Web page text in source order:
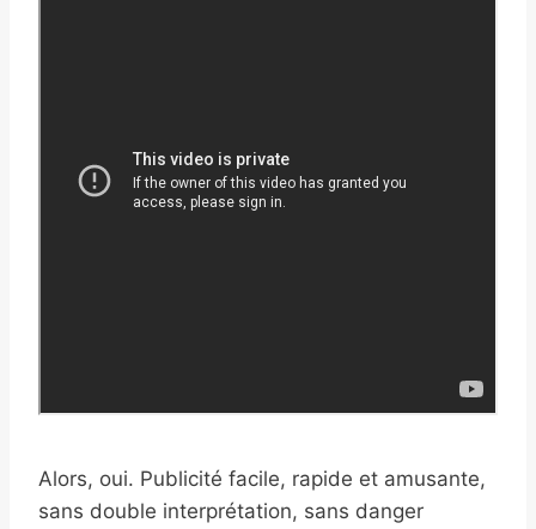
Alors, oui. Publicité facile, rapide et amusante,
sans double interprétation, sans danger